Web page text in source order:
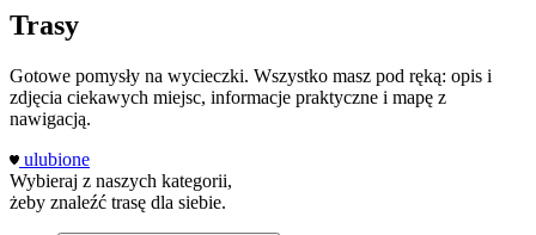
Trasy
Gotowe pomysły na wycieczki. Wszystko masz pod ręką: opis i
zdjęcia ciekawych miejsc, informacje praktyczne i mapę z
nawigacją.
ulubione
Wybieraj z naszych kategorii,
żeby znaleźć trasę dla siebie.